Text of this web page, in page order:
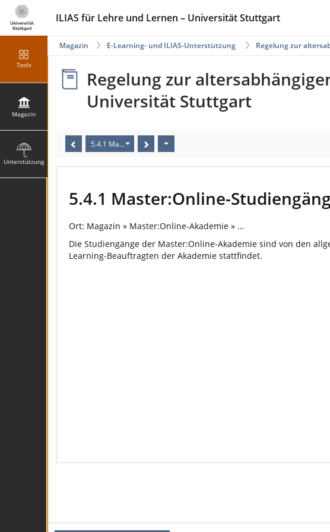
ILIAS für Lehre und Lernen – Universität Stuttgart
Tools
Magazin
Unterstützung
Regelung zur
E-Learning- und ILIAS-Unterstützung
Magazin
Regelung zur
Universität Stuttgart
5.4.1 Master:Online-Studiengänge
5.4.1 Master:Online-
Ort: Magazin » Master:Online-Akademie » …
Die Studiengänge der Master:Online-Akademie sind von den
Learning-Beauftragten der Akademie stattfindet.